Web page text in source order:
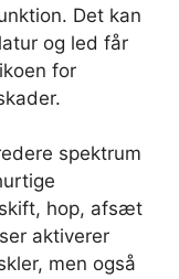
Det kan
og led får
for
spektrum
hop, afsæt
aktiverer
men også